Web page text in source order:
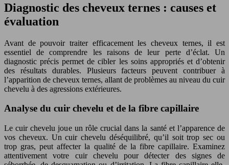
Diagnostic des cheveux ternes : causes et
évaluation
Avant de pouvoir traiter efficacement les cheveux ternes, il est
essentiel de comprendre les raisons de leur perte d’éclat. Un
diagnostic précis permet de cibler les soins appropriés et d’obtenir
des résultats durables. Plusieurs facteurs peuvent contribuer à
l’apparition de cheveux ternes, allant de problèmes au niveau du cuir
chevelu à des agressions extérieures.
Analyse du cuir chevelu et de la fibre capillaire
Le cuir chevelu joue un rôle crucial dans la santé et l’apparence de
vos cheveux. Un cuir chevelu déséquilibré, qu’il soit trop sec ou
trop gras, peut affecter la qualité de la fibre capillaire. Examinez
attentivement votre cuir chevelu pour détecter des signes de